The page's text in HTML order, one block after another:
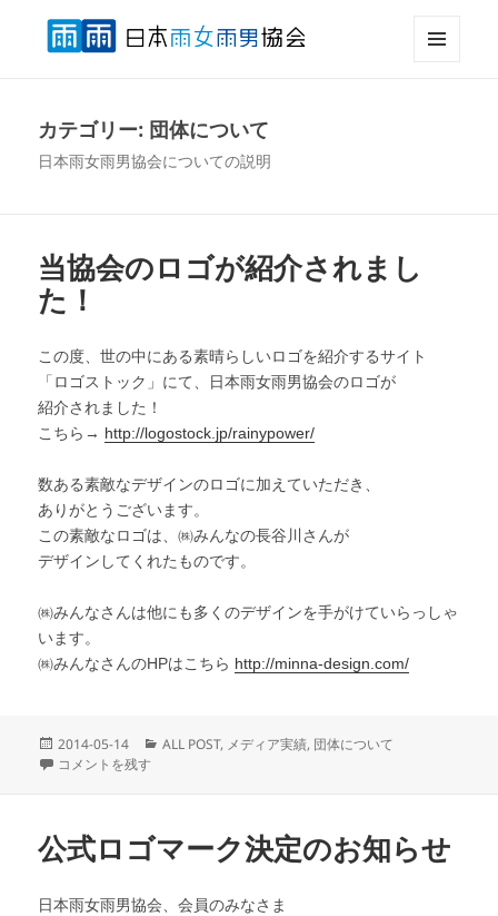
カテゴリー: 団体について
日本雨女雨男協会についての説明
当協会のロゴが紹介されまし
た！
この度、世の中にある素晴らしいロゴを紹介するサイト
「ロゴストック」にて、日本雨女雨男協会のロゴが
紹介されました！
こちら→ http://logostock.jp/rainypower/
数ある素敵なデザインのロゴに加えていただき、
ありがとうございます。
この素敵なロゴは、㈱みんなの長谷川さんが
デザインしてくれたものです。
㈱みんなさんは他にも多くのデザインを手がけていらっしゃ
います。
㈱みんなさんのHPはこちら http://minna-design.com/
投
稿
2014-05-14
カ
ALL POST, メディア実績, 団体について
当協会のロゴが紹介されました！ に
コメントを残す
公式ロゴマーク決定のお知らせ
日本雨女雨男協会、会員のみなさま